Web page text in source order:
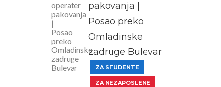
pakovanja |
Posao preko
Omladinske
zadruge Bulevar
ZA STUDENTE
ZA NEZAPOSLENE